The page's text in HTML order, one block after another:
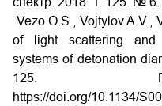
Vezo O.S., Vojtylov A.V.,
of light scattering and
systems of detonation
125. P.
https://doi.org/10.1134/